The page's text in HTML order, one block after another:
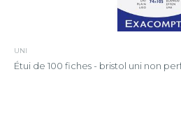
UNI
Étui de 100 fiches - bristol uni non